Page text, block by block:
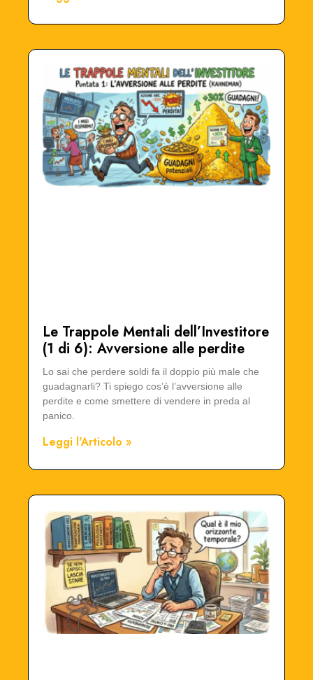
Le Trappole Mentali dell’Investitore
(1 di 6): Avversione alle perdite
Lo sai che perdere soldi fa il doppio più male che
guadagnarli? Ti spiego cos’è l’avversione alle
perdite e come smettere di vendere in preda al
panico.
Leggi l'Articolo »